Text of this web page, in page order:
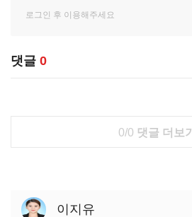
댓글 0
0/0 댓글 더보기
이지유